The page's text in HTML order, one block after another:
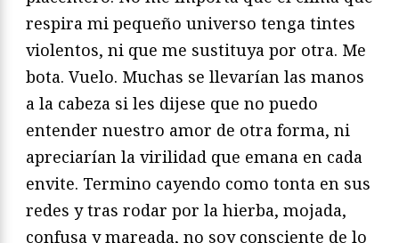
respira mi pequeño universo tenga tintes
violentos, ni que me sustituya por otra. Me
bota. Vuelo. Muchas se llevarían las manos
a la cabeza si les dijese que no puedo
entender nuestro amor de otra forma, ni
apreciarían la virilidad que emana en cada
envite. Termino cayendo como tonta en sus
redes y tras rodar por la hierba, mojada,
confusa y mareada, no soy consciente de lo